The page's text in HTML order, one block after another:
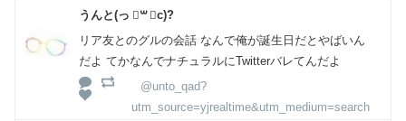
うんと(っ ॑꒳ ॑c)?
リア友とのグルの会話 なんで俺が誕生日だとやばいん
だよ てかなんでナチュラルにTwitterバレてんだよ
@unto_qad?
utm_source=yjrealtime&utm_medium=search